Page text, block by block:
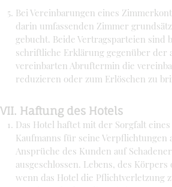
Bei Vereinbarungen eines
darin umfassenden Zimmer
gebucht. Beide Vertragsparteien sind
schriftliche Erklärung gegenüber der
vereinbarten Abruftermin die
reduzieren oder zum Erlöschen zu
VII. Haftung des Hotels
Das Hotel haftet mit der Sorgfalt
Kaufmanns für seine Verpflichtungen
Ansprüche des Kunden auf
ausgeschlossen. Lebens, des
wenn das Hotel die Pflichtverletzung